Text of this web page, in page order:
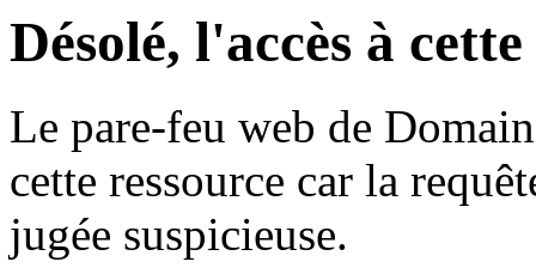
Désolé, l'accès à
Le pare-feu web de
cette ressource car la
jugée suspicieuse.